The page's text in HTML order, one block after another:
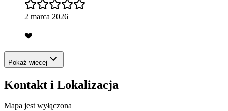
2 marca 2026
❤️
Pokaż więcej
Kontakt i Lokalizacja
Mapa jest wyłączona